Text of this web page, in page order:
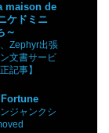
maison de
ケドミニ
～
Zephyr出張
文書サービ
記事】
ジャンクシ